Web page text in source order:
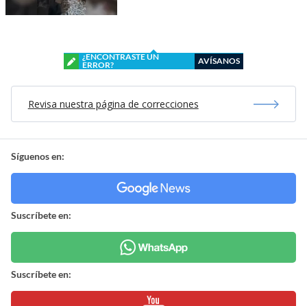
¿ENCONTRASTE UN
ERROR?
AVÍSANOS
Revisa nuestra página de correcciones
Síguenos en:
Suscríbete en:
Suscríbete en: